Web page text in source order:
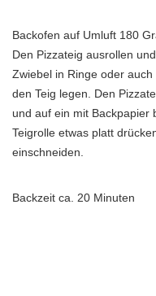
Backofen auf Umluft 180
Den Pizzateig ausrollen
Zwiebel in Ringe oder
den Teig legen. Den
und auf ein mit Backpapier
Teigrolle etwas platt
einschneiden.
Backzeit ca. 20 Minuten